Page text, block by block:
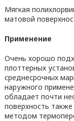
Мягкая
матовой
Применение
Очень хорошо
плоттерных
среднесрочных
наружного
обладает почти
поверхность
методом